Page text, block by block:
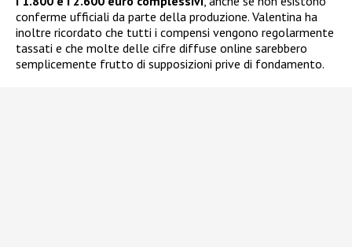
conferme ufficiali da parte della produzione. Valentina ha
inoltre ricordato che tutti i compensi vengono regolarmente
tassati e che molte delle cifre diffuse online sarebbero
semplicemente frutto di supposizioni prive di fondamento.